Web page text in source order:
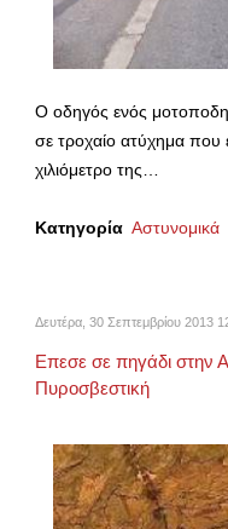
Ο οδηγός ενός
σε τροχαίο ατύχημα που
χιλιόμετρο της…
Κατηγορία Αστυνομικά
Δευτέρα, 30 Σεπτεμβρίου 2013
Επεσε σε πηγάδι στην
Πυροσβεστική